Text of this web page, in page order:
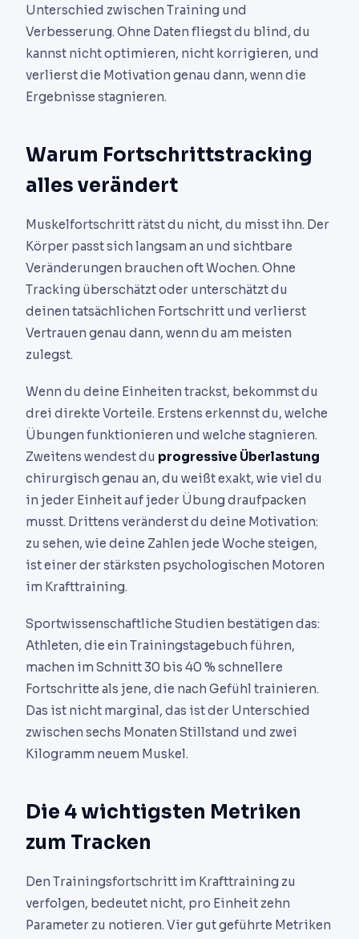
Unterschied zwischen Training und
Verbesserung. Ohne Daten fliegst du blind, du
kannst nicht optimieren, nicht korrigieren, und
verlierst die Motivation genau dann, wenn die
Ergebnisse stagnieren.
Warum Fortschrittstracking
alles verändert
Muskelfortschritt rätst du nicht, du misst ihn. Der
Körper passt sich langsam an und sichtbare
Veränderungen brauchen oft Wochen. Ohne
Tracking überschätzt oder unterschätzt du
deinen tatsächlichen Fortschritt und verlierst
Vertrauen genau dann, wenn du am meisten
zulegst.
Wenn du deine Einheiten trackst, bekommst du
drei direkte Vorteile. Erstens erkennst du, welche
Übungen funktionieren und welche stagnieren.
Zweitens wendest du progressive Überlastung
chirurgisch genau an, du weißt exakt, wie viel du
in jeder Einheit auf jeder Übung draufpacken
musst. Drittens veränderst du deine Motivation:
zu sehen, wie deine Zahlen jede Woche steigen,
ist einer der stärksten psychologischen Motoren
im Krafttraining.
Sportwissenschaftliche Studien bestätigen das:
Athleten, die ein Trainingstagebuch führen,
machen im Schnitt 30 bis 40 % schnellere
Fortschritte als jene, die nach Gefühl trainieren.
Das ist nicht marginal, das ist der Unterschied
zwischen sechs Monaten Stillstand und zwei
Kilogramm neuem Muskel.
Die 4 wichtigsten Metriken
zum Tracken
Den Trainingsfortschritt im Krafttraining zu
verfolgen, bedeutet nicht, pro Einheit zehn
Parameter zu notieren. Vier gut geführte Metriken